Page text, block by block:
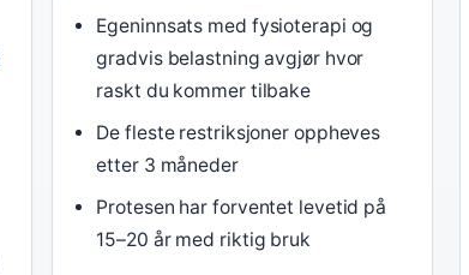
Egeninnsats med fysioterapi og
gradvis belastning avgjør hvor
raskt du kommer tilbake
De fleste restriksjoner oppheves
etter 3 måneder
Protesen har forventet levetid på
15–20 år med riktig bruk